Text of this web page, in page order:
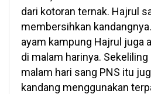
dari kotoran ternak. Hajrul
membersihkan
ayam kampung Hajrul juga
di malam harinya.
malam hari sang PNS itu
kandang menggunakan